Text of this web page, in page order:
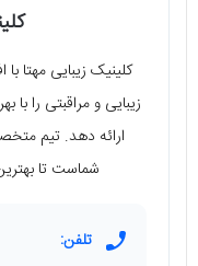
کلینیک زیبایی مهتا
زیبایی و مراقبتی را با
ارائه دهد. تیم
شماست تا
تلفن: